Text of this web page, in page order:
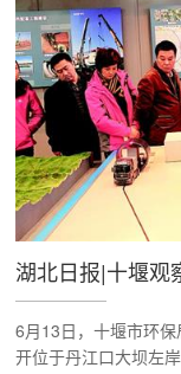
6月13日，十堰市环
开位于丹江口大坝左